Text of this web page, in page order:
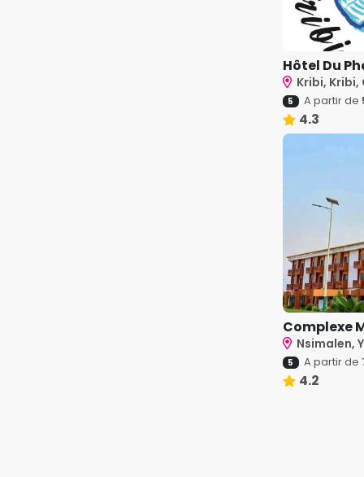
Hôtel Du
Kribi,
5 A partir de
4.3
Complexe
Nsimalen,
5 A partir de
4.2